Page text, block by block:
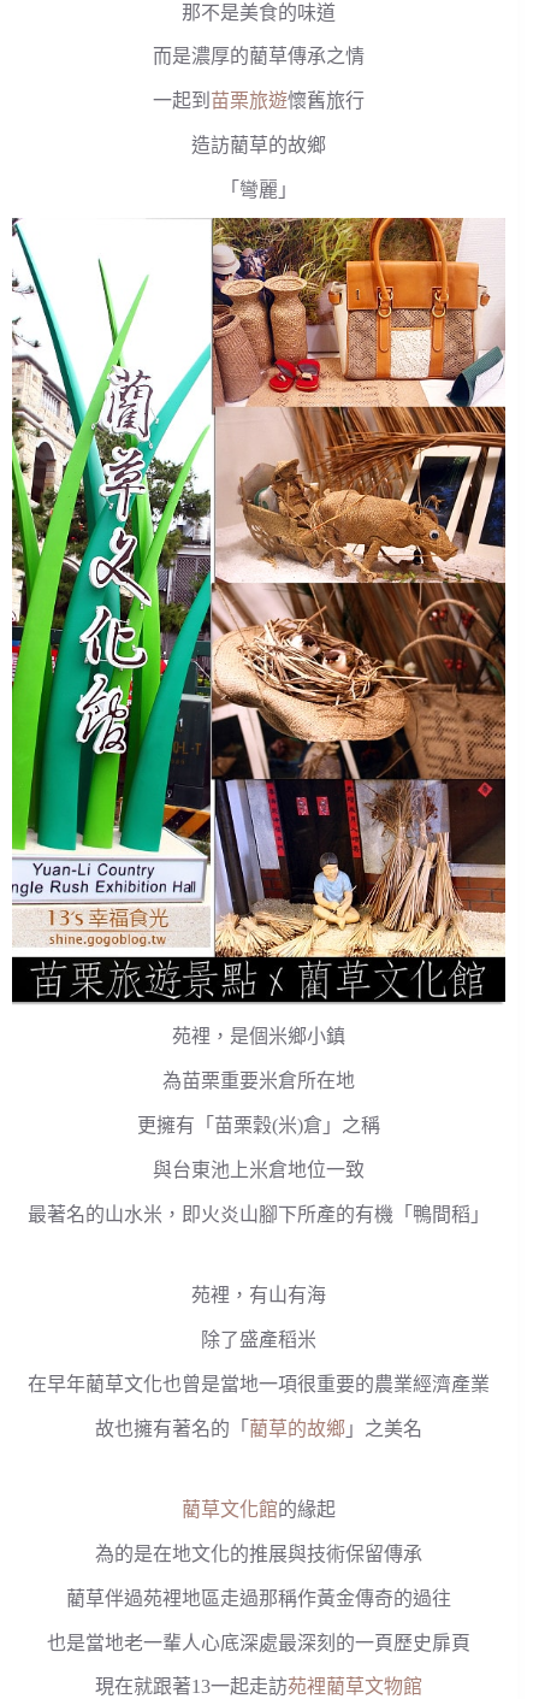
那不是美食的味道
而是濃厚的藺草傳承之情
一起到 苗栗旅遊懷舊旅行
造訪藺草的故鄉
「彎麗」
苑裡，是個米鄉小鎮
為苗栗重要米倉所在地
更擁有「苗栗穀(米)倉」之稱
與台東池上米倉地位一致
最著名的山水米，即火炎山腳下所產的有機「鴨間稻」
苑裡，有山有海
除了盛產稻米
在早年藺草文化也曾是當地一項很重要的農業經濟產業
故也擁有著名的「 藺草的故鄉 」之美名
藺草文化館的緣起
為的是在地文化的推展與技術保留傳承
藺草伴過苑裡地區走過那稱作黃金傳奇的過往
也是當地老一輩人心底深處最深刻的一頁歷史扉頁
現在就跟著13一起走訪苑裡藺草文物館